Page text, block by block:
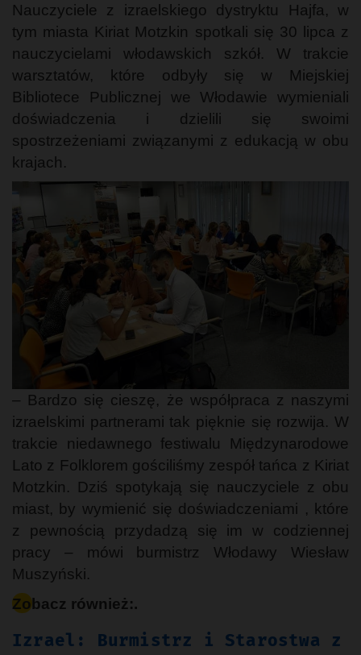
Nauczyciele z izraelskiego dystryktu Hajfa, w
tym miasta Kiriat Motzkin spotkali się 30 lipca z
nauczycielami włodawskich szkół. W trakcie
warsztatów, które odbyły się w Miejskiej
Bibliotece Publicznej we Włodawie wymieniali
doświadczenia i dzielili się swoimi
spostrzeżeniami związanymi z edukacją w obu
krajach.
– Bardzo się cieszę, że współpraca z naszymi
izraelskimi partnerami tak pięknie się rozwija. W
trakcie niedawnego festiwalu Międzynarodowe
Lato z Folklorem gościliśmy zespół tańca z Kiriat
Motzkin. Dziś spotykają się nauczyciele z obu
miast, by wymienić się doświadczeniami , które
z pewnością przydadzą się im w codziennej
pracy – mówi burmistrz Włodawy Wiesław
Muszyński.
Zobacz również:.
Izrael: Burmistrz i Starostwa z